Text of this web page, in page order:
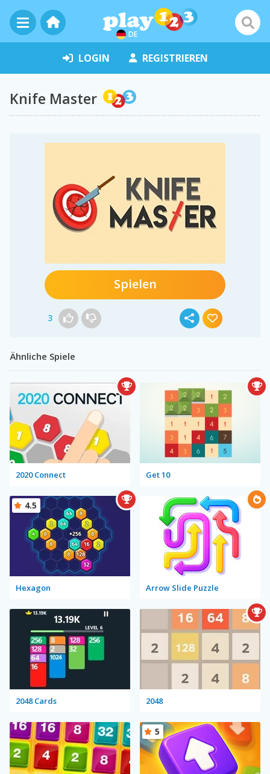
DE
LOGIN REGISTRIEREN
Knife Master
Spielen
3
Ähnliche Spiele
2020 Connect Get 10
Hexagon
4.5
Arrow Slide Puzzle
2048 Cards 2048
5